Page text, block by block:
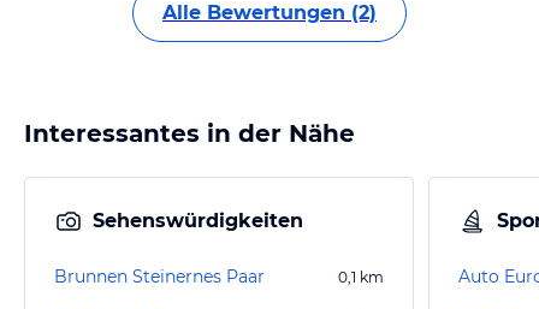
Alle Bewertungen (2)
Interessantes in der Nähe
Sehenswürdigkeiten
Brunnen Steinernes Paar 0,1 km Auto